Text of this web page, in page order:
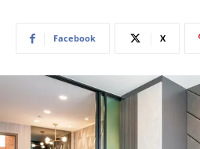
Facebook X